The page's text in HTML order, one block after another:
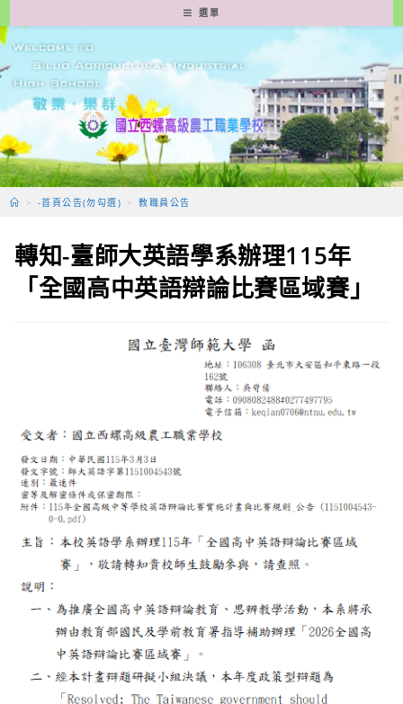
轉
至
要
容
選單
> -首頁公告(勿勾選) > 教職員公告
轉知-臺師大英語學系辦理115年
「全國高中英語辯論比賽區域賽」